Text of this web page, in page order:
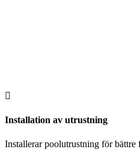

Installation av utrustning
Installerar poolutrustning för bättre